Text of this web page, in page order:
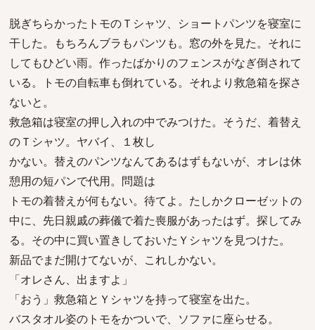
脱ぎちらかったトモのＴシャツ、ショートパンツを寝室に
干した。もちろんブラもパンツも。窓の外を見た。それに
してもひどい雨。作ったばかりのフェンスがなぎ倒されて
いる。トモの自転車も倒れている。それより救急箱を探さ
ないと。
救急箱は寝室の押し入れの中でみつけた。そうだ、着替え
のＴシャツ。ヤバイ、１枚し
かない。替えのパンツなんてあるはずもないが、オレは休
憩用の短パンで代用。問題は
トモの着替えが何もない。待てよ。たしかクローゼットの
中に、先日親戚の葬儀で着た喪服があったはず。探してみ
る。その中に買い置きしておいたＹシャツを見つけた。
新品でまだ開けてないが、これしかない。
「オレさん、出ますよ」
「おう」救急箱とＹシャツを持って寝室を出た。
バスタオル姿のトモをかついで、ソファに座らせる。